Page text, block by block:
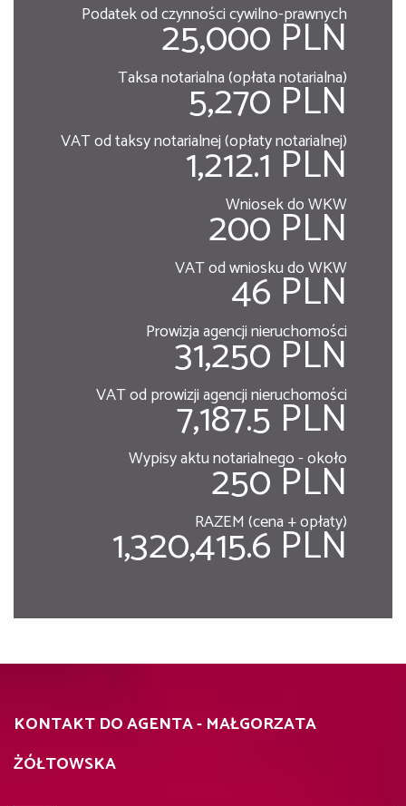
Podatek od czynności cywilno-prawnych
25,000 PLN
Taksa notarialna (opłata notarialna)
5,270 PLN
VAT od taksy notarialnej (opłaty notarialnej)
1,212.1 PLN
Wniosek do WKW
200 PLN
VAT od wniosku do WKW
46 PLN
Prowizja agencji nieruchomości
31,250 PLN
VAT od prowizji agencji nieruchomości
7,187.5 PLN
Wypisy aktu notarialnego - około
250 PLN
RAZEM (cena + opłaty)
1,320,415.6 PLN
KONTAKT DO AGENTA - MAŁGORZATA
ŻÓŁTOWSKA